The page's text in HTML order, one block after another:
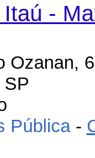
-
Ozanan,
Pública-